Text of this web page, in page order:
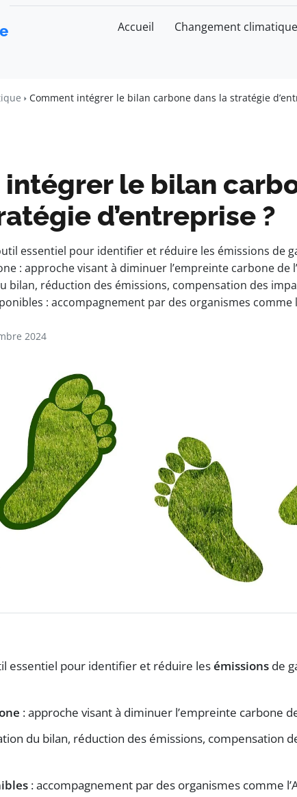
Accueil Changement climatique
Comment intégrer le bilan carbone dans la stratégie
intégrer le bilan
d’entreprise ?
essentiel pour identifier et réduire les émissions de
: approche visant à diminuer l’empreinte carbone de
bilan, réduction des émissions, compensation des
: accompagnement par des organismes comme
2024
essentiel pour identifier et réduire lesémissions de
: approche visant à diminuer l’empreinte carbone
du bilan, réduction des émissions, compensation
: accompagnement par des organismes comme